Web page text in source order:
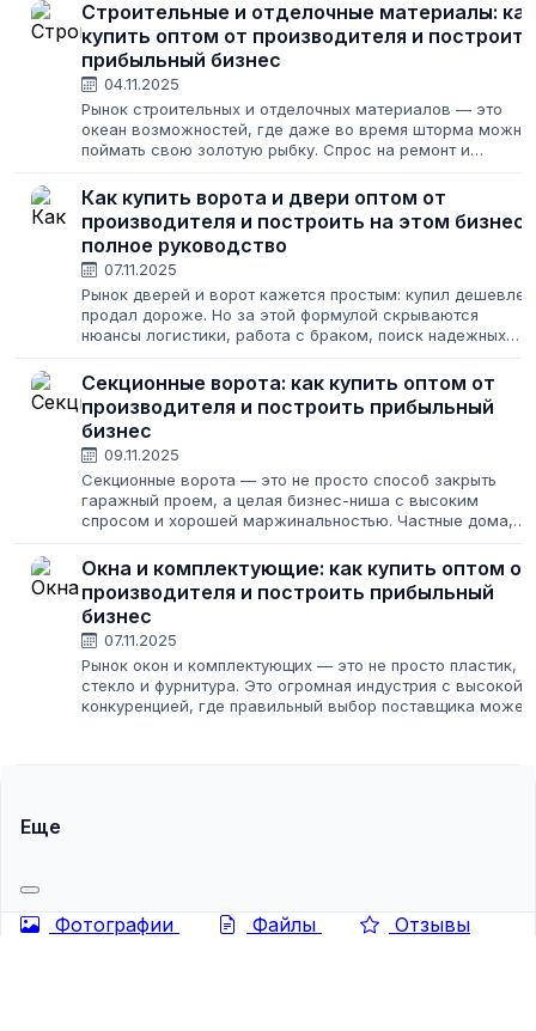
Строительные и отделочные материалы: как
купить оптом от производителя и построить
прибыльный бизнес
04.11.2025
Рынок строительных и отделочных материалов — это
океан возможностей, где даже во время шторма можно
поймать свою золотую рыбку. Спрос на ремонт и
масштабы. Для предпринимателя это...
Как купить ворота и двери оптом от
производителя и построить на этом бизнес:
полное руководство
07.11.2025
Рынок дверей и ворот кажется простым: купил дешевле,
продал дороже. Но за этой формулой скрываются
нюансы логистики, работа с браком, поиск надежных
свой магазин или наладить поставки...
Секционные ворота: как купить оптом от
производителя и построить прибыльный
бизнес
09.11.2025
Секционные ворота — это не просто способ закрыть
гаражный проем, а целая бизнес-ниша с высоким
спросом и хорошей маржинальностью. Частные дома,
нужны надежные и удобные ворота. Спрос...
Окна и комплектующие: как купить оптом от
производителя и построить прибыльный
бизнес
07.11.2025
Рынок окон и комплектующих — это не просто пластик,
стекло и фурнитура. Это огромная индустрия с высокой
конкуренцией, где правильный выбор поставщика может
Еще
Фотографии Файлы Отзывы